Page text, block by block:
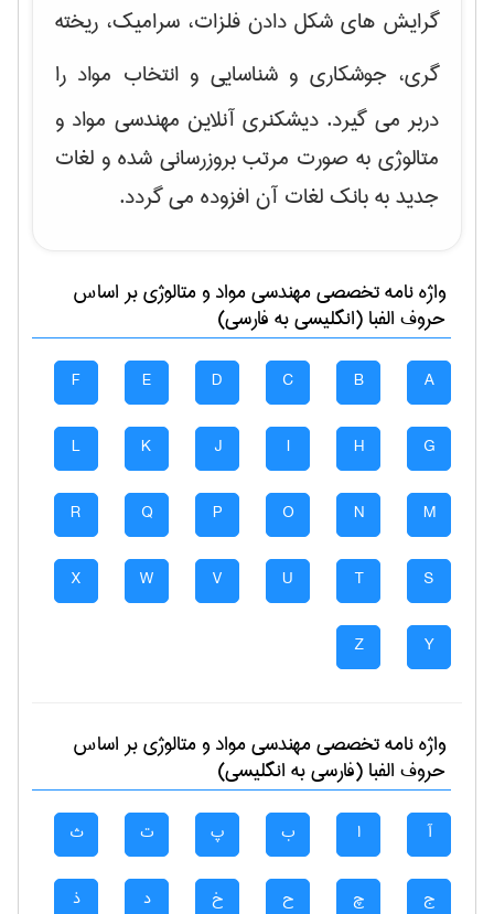
گرایش های شکل دادن فلزات، سرامیک، ریخته
گری، جوشکاری و شناسایی و انتخاب مواد را
دربر می گیرد. دیشکنری آنلاین مهندسی مواد و
متالوژی به صورت مرتب بروزرسانی شده و لغات
جدید به بانک لغات آن افزوده می گردد.
واژه نامه تخصصیمهندسی مواد و متالوژیبر اساس
حروف الفبا (انگلیسی به فارسی)
A
B
C
D
E
F
G
H
I
J
K
L
M
N
O
P
Q
R
S
T
U
V
W
X
Y
Z
واژه نامه تخصصیمهندسی مواد و متالوژیبر اساس
حروف الفبا (فارسی به انگلیسی)
آ ا ب پ ت ث
ج چ ح خ د ذ